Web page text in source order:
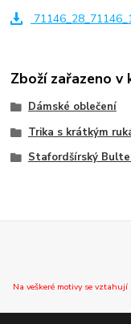
Zboží zařazeno v
Dámské oblečení
Trika s krátkým
Stafordšírský
Na veškeré motivy se